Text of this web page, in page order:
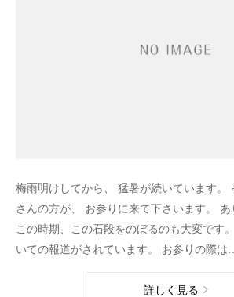
梅雨明けしてから、 猛暑が続いています。
さんの方が、 お参りに来て下さいます。 あ
この時期、この石段をのぼるのも大変です
いての報道がされています。 お参りの際は
詳しく見る